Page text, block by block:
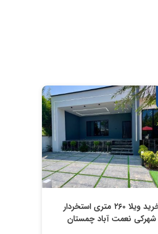
خرید ویلا ۲۶۰ متری استخردار
شهرکی نعمت آباد چمستان